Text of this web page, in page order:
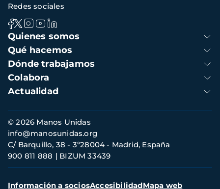
Navegación
principal
Quienes somos
Qué hacemos
Dónde trabajamos
Colabora
Actualidad
Redes sociales
Información
de
contacto
© 2026 Manos Unidas
C/ Barquillo, 38 - 3º28004 - Madrid, España
900 811 888
BIZUM 33439
info@manosunidas.org
Menú
Información a sociosAccesibilidadMapa web